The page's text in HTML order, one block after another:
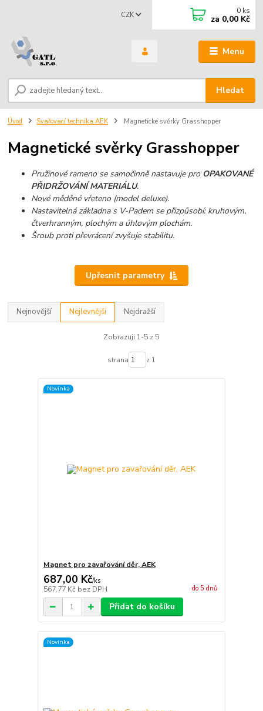
Menu
CZK
Hledat
0 ks
za 0,00 Kč
Úvod Svařovací technika AEK Magnetické svěrky Grasshopper
Magnetické svěrky Grasshopper
Pružinové rameno se samočinně nastavuje pro OPAKOVANÉ
PŘIDRŽOVÁNÍ MATERIÁLU.
Nové měděné vřeteno (model deluxe).
Nastavitelná základna s V-Padem se přizpůsobí: kruhovým,
čtverhranným, plochým a úhlovým plochám.
Šroub proti převrácení zvyšuje stabilitu.
Upřesnit parametry
Nejnovější Nejlevnější Nejdražší
Zobrazuji 1-5 z 5
strana z 1
Novinka
Magnet pro zavařování děr, AEK
687,00 Kč/ks
567,77 Kč bez DPH do 5 dnů
Přidat do košíku
Novinka